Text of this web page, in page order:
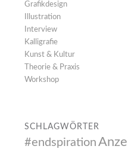
Grafikdesign
Illustration
Interview
Kalligrafie
Kunst & Kultur
Theorie & Praxis
Workshop
SCHLAGWÖRTER
#endspiration